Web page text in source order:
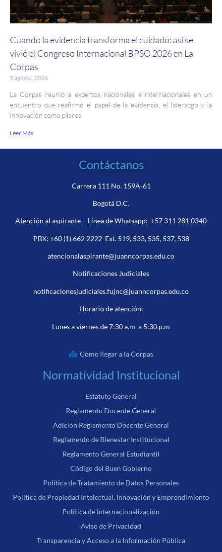
Cuando la evidencia transforma el cuidado: así se
vivió el Congreso Internacional BPSO 2026 en La
Corpas
5 agosto, 2026
La Corpas reunió a expertos nacionales e internacionales en un
encuentro que reafirmó el papel de la evidencia, el liderazgo y la
innovación como pilares
Leer Más
Contáctanos
Carrera 111 No. 159A-61
Bogotá D.C.
Atención al aspirante – Línea de Whatsapp: +57 311 281 0340
PBX: +60 (1) 662 2222Ext. 519, 533, 535, 537, 538
atencionalaspirante@juanncorpas.edu.co
Notificaciones Judiciales
notificacionesjudiciales.fujnc@juanncorpas.edu.co
Horario de atención:
Lunes a viernes de 7:30 a.m a 5:30 p.m
Cómo llegar a la Corpas
Normatividad Institucional
Estatuto General
Reglamento Docente General
Adición Reglamento Docente General
Reglamento de Bienestar Institucional
Reglamento General Estudiantil
Código del Buen Gobierno
Política de Tratamiento de Datos Personales
Política de Propiedad Intelectual, Innovación y Emprendimiento
Política de Internacionalización
Aviso de Privacidad
Transparencia y Acceso a la Información Pública